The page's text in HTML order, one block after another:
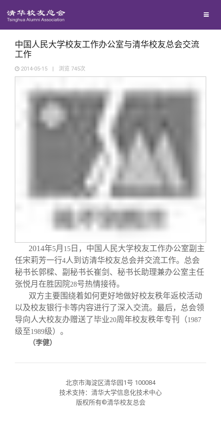
地区联络
年级联络
兴趣群体
西南联大校友会
回馈母校
捐赠项目
捐赠方法
义工计划
媒体平台
《清华校友通讯》
我要订阅
新媒体平台
清华故事
青春风采
校友文苑
校友讲坛
校友视界
终身学习
信息化服务
三创大赛
实用信息
校友总会
总会简介
会长致辞
总会章程
理事会名单
制度法规
关闭
中国人民大学校友工作办公室与清华校友总会交流
工作
2014-05-15 | 浏览 745次
2014年5月 15 日，中国人民大学校友工作办公室副主
任宋莉芳一行4人到访清华校友总会并交流工作。总会
秘书长郭樑、副秘书长崔剑、秘书长助理兼办公室主任
张悦月在胜因院28号热情接待。
双方主要围绕着如何更好地做好校友秩年返校活动
以及校友银行卡等内容进行了深入交流。最后，总会领
导向人大校友办赠送了毕业20周年校友秩年专刊（1987
级至1989级）。
（李健）
北京市海淀区清华园1号 100084
技术支持：清华大学信息化技术中心
版权所有©清华校友总会